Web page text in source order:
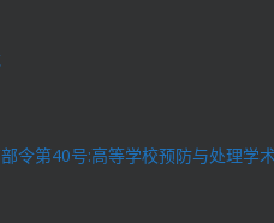
令第40号:高等学校预防与处理学